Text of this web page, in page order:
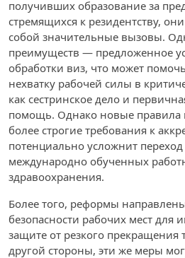
получивших образование за
стремящихся к резидентству,
собой значительные вызовы.
преимуществ — предложенное
обработки виз, что может
нехватку рабочей силы в
как сестринское дело и
помощь. Однако новые правила
более строгие требования к
потенциально усложнит
международно обученных
здравоохранения.
Более того, реформы
безопасности рабочих мест для
защите от резкого
другой стороны, эти же меры